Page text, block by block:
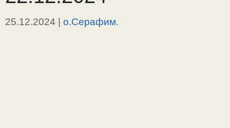
25.12.2024 | о.Серафим.